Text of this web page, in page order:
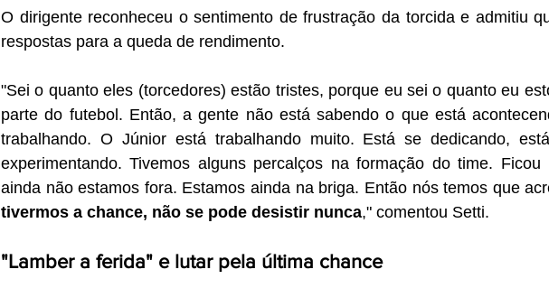
O dirigente reconheceu o sentimento de frustração da torcida e admitiu
respostas para a queda de rendimento.
"Sei o quanto eles (torcedores) estão tristes, porque eu sei o quanto eu
parte do futebol. Então, a gente não está sabendo o que está
trabalhando. O Júnior está trabalhando muito. Está se dedicando,
experimentando. Tivemos alguns percalços na formação do time.
ainda não estamos fora. Estamos ainda na briga. Então nós temos que
tivermos a chance, não se pode desistir nunca," comentou Setti.
"Lamber a ferida" e lutar pela última chance